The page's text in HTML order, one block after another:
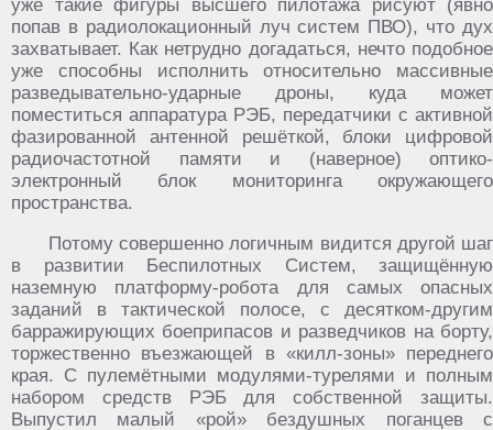
уже такие фигуры высшего пилотажа рисуют (явно
попав в радиолокационный луч систем ПВО), что дух
захватывает. Как нетрудно догадаться, нечто подобное
уже способны исполнить относительно массивные
разведывательно-ударные дроны, куда может
поместиться аппаратура РЭБ, передатчики с активной
фазированной антенной решёткой, блоки цифровой
радиочастотной памяти и (наверное) оптико-
электронный блок мониторинга окружающего
пространства.
Потому совершенно логичным видится другой шаг
в развитии Беспилотных Систем, защищённую
наземную платформу-робота для самых опасных
заданий в тактической полосе, с десятком-другим
барражирующих боеприпасов и разведчиков на борту,
торжественно въезжающей в «килл-зоны» переднего
края. С пулемётными модулями-турелями и полным
набором средств РЭБ для собственной защиты.
Выпустил малый «рой» бездушных поганцев с